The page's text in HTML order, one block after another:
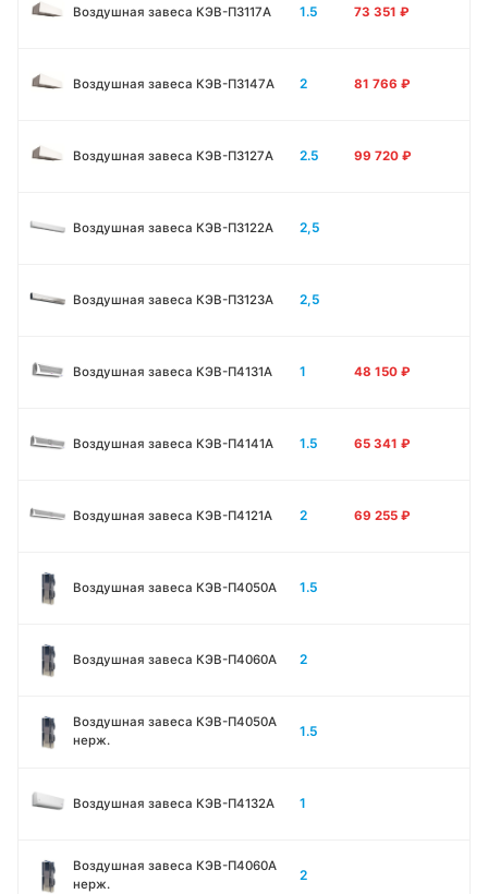
Воздушная завеса КЭВ-П3117A 1.5 73 351 ₽
Воздушная завеса КЭВ-П3147A 2 81 766 ₽
Воздушная завеса КЭВ-П3127A 2.5 99 720 ₽
Воздушная завеса КЭВ-П3122A 2,5
Воздушная завеса КЭВ-П3123A 2,5
Воздушная завеса КЭВ-П4131A 1 48 150 ₽
Воздушная завеса КЭВ-П4141A 1.5 65 341 ₽
Воздушная завеса КЭВ-П4121A 2 69 255 ₽
Воздушная завеса КЭВ-П4050A 1.5
Воздушная завеса КЭВ-П4060A 2
Воздушная завеса КЭВ-П4050A
нерж.
1.5
Воздушная завеса КЭВ-П4132A 1
Воздушная завеса КЭВ-П4060A
нерж.
2